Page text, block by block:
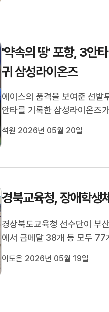
'약속의 땅' 포항, 3안
귀 삼성라이온즈
에이스의 품격을 보여준 선
안타를 기록한 삼성라이온즈
KT위즈와의 주중 3연전 첫
석원 2026년 05월 20일
경북교육청, 장애학생
경상북도교육청 선수단이 부
에서 금메달 38개 등 모두 77
도 종목에서만 금메달 25개
이도은 2026년 05월 19일